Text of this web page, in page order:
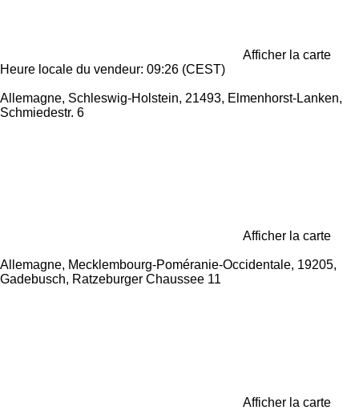
Afficher la carte
Heure locale du vendeur: 09:26 (CEST)
Allemagne, Schleswig-Holstein, 21493, Elmenhorst-Lanken,
Schmiedestr. 6
Afficher la carte
Allemagne, Mecklembourg-Poméranie-Occidentale, 19205,
Gadebusch, Ratzeburger Chaussee 11
Afficher la carte